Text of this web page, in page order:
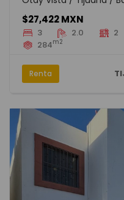
$27,422 MXN
3 2.0 2
284m2
Renta